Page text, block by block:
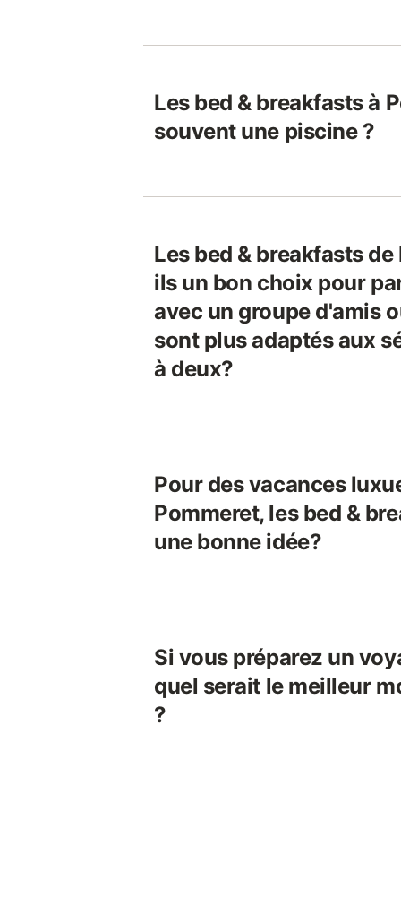
Les bed & breakfasts à
souvent une piscine ?
Les bed & breakfasts
ils un bon choix pour
avec un groupe d'amis
sont plus adaptés aux
à deux?
Pour des vacances
Pommeret, les bed &
une bonne idée?
Si vous préparez un
quel serait le meilleur
?